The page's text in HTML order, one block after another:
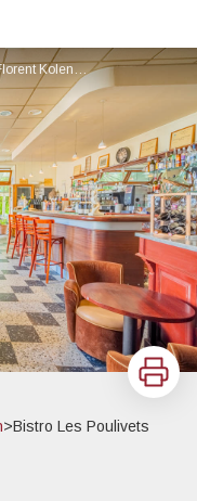
Bistro Les Poulivets_Oppède - Florent Kolendjian
Imprimer
>Bistro Les Poulivets